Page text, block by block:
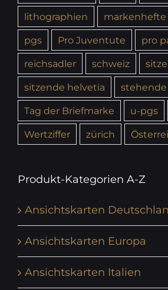
lithographien
markenhefte
pgs
Pro Juventute pro
reichsadler
schweiz
sitzende helvetia
Tag der Briefmarke
u-pgs
Wertziffer
zürich
Produkt-Kategorien A-Z
Ansichtskarten
Ansichtskarten Europa
Ansichtskarten Italien